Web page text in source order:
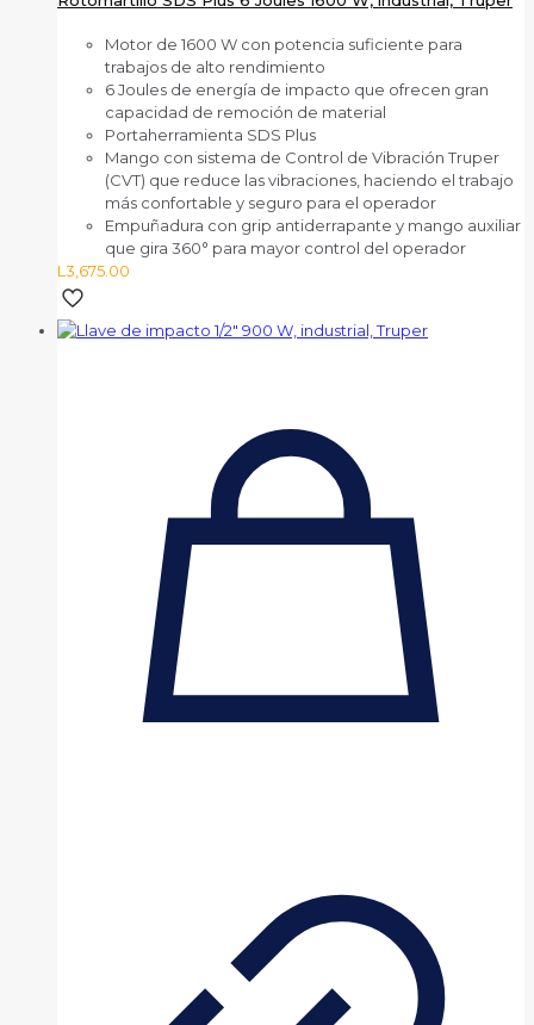
Motor de 1600 W con potencia suficiente para
trabajos de alto rendimiento
6 Joules de energía de impacto que ofrecen gran
capacidad de remoción de material
Portaherramienta SDS Plus
Mango con sistema de Control de Vibración Truper
(CVT) que reduce las vibraciones, haciendo el trabajo
más confortable y seguro para el operador
Empuñadura con grip antiderrapante y mango auxiliar
que gira 360° para mayor control del operador
L 3,675.00